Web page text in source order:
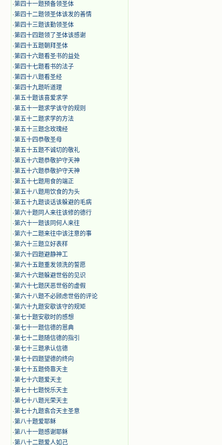
·第四十一题预备领圣体
·第四十二题领圣体该发的善情
·第四十三题该勤领圣体
·第四十四题领了圣体该感谢
·第四十五题朝拜圣体
·第四十六题看圣书的益处
·第四十七题看书的法子
·第四十八题看圣经
·第四十九题听道理
·第五十题该喜爱求学
·第五十一题求学该守的规则
·第五十二题求学的方法
·第五十三题念玫瑰经
·第五十四恭敬圣母
·第五十五题不诚切的敬礼
·第五十六题恭敬护守天神
·第五十六题恭敬护守天神
·第五十七题用食的端正
·第五十八题用饮食的为头
·第五十九题谈话该躲避的毛病
·第六十题同人来往该修的德行
·第六十一题该同何人来往
·第六十二题来往中该注意的事
·第六十三题立好表样
·第六十四题避静神工
·第六十五题重发领洗的誓愿
·第六十六题躲避世俗的见识
·第六十七题厌恶世俗的虚假
·第六十八题不必顾虑世俗的评论
·第六十九题安歇该守的规矩
·第七十题安歇时的感想
·第七十一题信德的恩典
·第七十二题随信德的指引
·第七十三题承认信德
·第七十四题望德的终向
·第七十五题倚靠天主
·第七十六题爱天主
·第七十七题悦乐天主
·第七十八题光荣天主
·第七十九题翕合天主圣意
·第八十题爱耶稣
·第八十一题感谢耶稣
·第八十二题爱人如己